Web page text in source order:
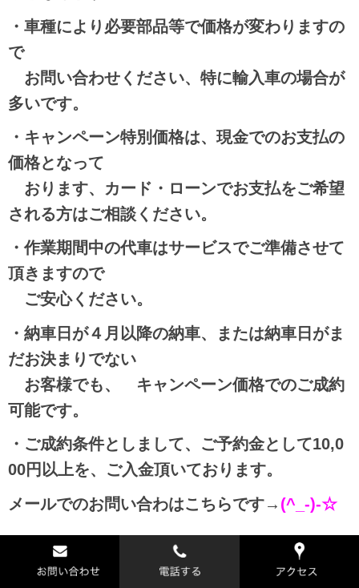
・車種により必要部品等で価格が変わりますの
で
お問い合わせください、特に輸入車の場合が
多いです。
・キャンペーン特別価格は、現金でのお支払の
価格となって
おります、 カード・ローンでお支払をご希望
される方はご相談ください。
・作業期間中の代車はサービスでご準備させて
頂きますので
ご安心ください。
・納車日が４月以降の納車、または納車日がま
だお決まりでない
お客様でも、 キャンペーン価格でのご成約
可能です。
・ご成約条件としまして、ご予約金として10,0
00円以上を、 ご入金頂いております。
メールでのお問い合わはこちらです→ (^_-)-☆
問い合わせフォーム面倒ですよね笑(^_^;)